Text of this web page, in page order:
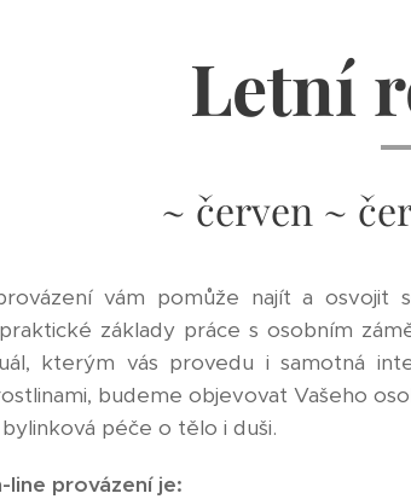
Letní
~ červen ~
vám pomůže najít a osvojit
základy práce s osobním
kterým vás provedu i samotná
budeme objevovat Vašeho
péče o tělo i duši.
line provázení je: